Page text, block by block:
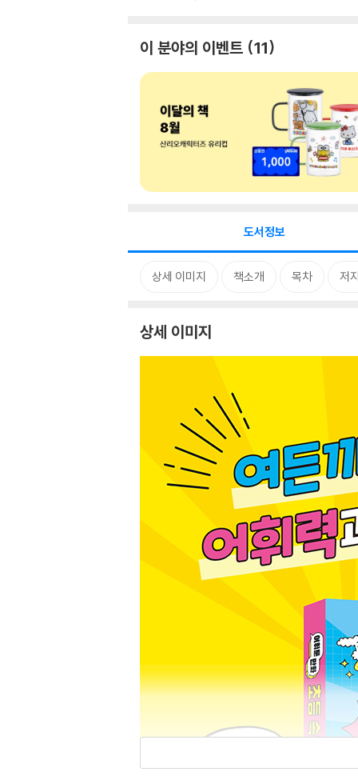
이 분야의 이벤트 11
도서정보
상세 이미지 책소개 목차 저
상세 이미지